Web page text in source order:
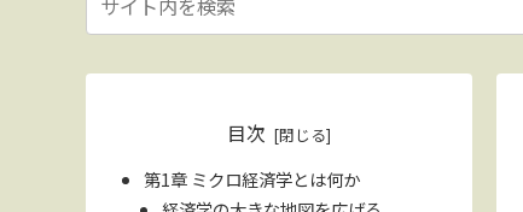
目次
第1章 ミクロ経済学とは何か